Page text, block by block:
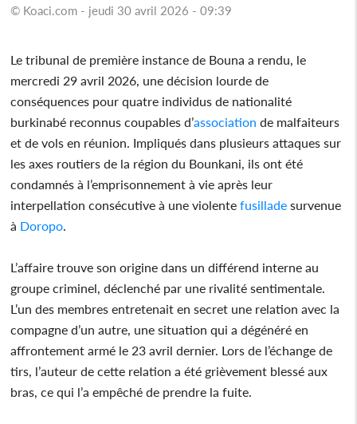
© Koaci.com - jeudi 30 avril 2026 - 09:39
Le tribunal de première instance de Bouna a rendu, le
mercredi 29 avril 2026, une décision lourde de
conséquences pour quatre individus de nationalité
burkinabé reconnus coupables d’association de malfaiteurs
et de vols en réunion. Impliqués dans plusieurs attaques sur
les axes routiers de la région du Bounkani, ils ont été
condamnés à l’emprisonnement à vie après leur
interpellation consécutive à une violentefusillade survenue
à Doropo.
L’affaire trouve son origine dans un différend interne au
groupe criminel, déclenché par une rivalité sentimentale.
L’un des membres entretenait en secret une relation avec la
compagne d’un autre, une situation qui a dégénéré en
affrontement armé le 23 avril dernier. Lors de l’échange de
tirs, l’auteur de cette relation a été grièvement blessé aux
bras, ce qui l’a empêché de prendre la fuite.